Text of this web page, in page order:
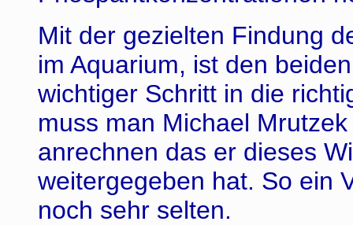
Mit der gezielten Findung
im Aquarium, ist den
wichtiger Schritt in die
muss man Michael
anrechnen das er dieses
weitergegeben hat. So ein
noch sehr selten.